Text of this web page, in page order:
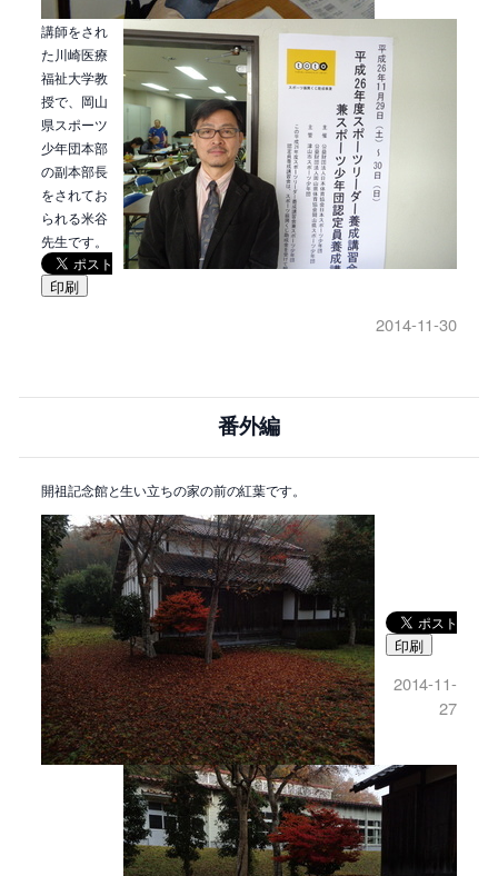
講師をされ
た川崎医療
福祉大学教
授で、岡山
県スポーツ
少年団本部
の副本部長
をされてお
られる米谷
先生です。
印刷
2014-11-30
番外編
開祖記念館と生い立ちの家の前の紅葉です。
印刷
2014-11-
27